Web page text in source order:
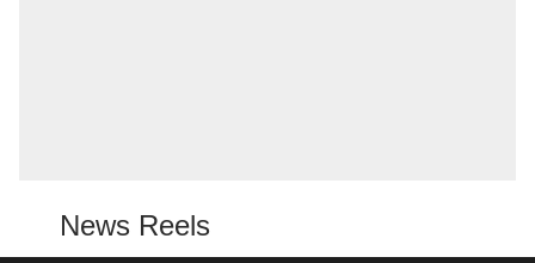
News Reels